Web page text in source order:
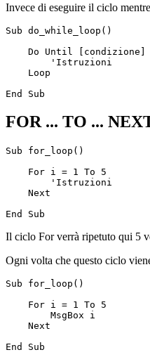
Invece di eseguire il ciclo
Sub do_while_loop()
    Do Until [condizione]
        'Istruzioni
    Loop
FOR ... TO ...
Sub for_loop()
    For i = 1 To 5
        'Istruzioni
    Next
Il ciclo For verrà ripetuto qui 5
Ogni volta che questo ciclo
Sub for_loop()
    For i = 1 To 5
        MsgBox i
    Next